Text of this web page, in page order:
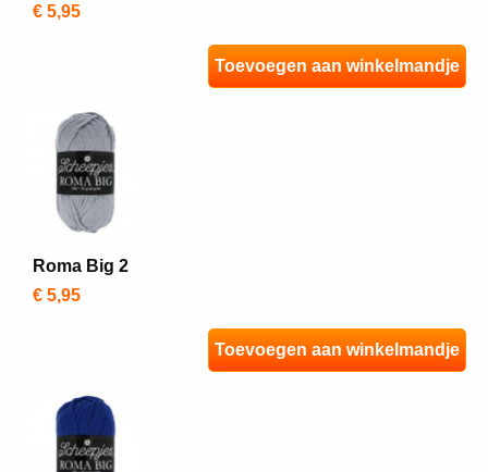
€ 5,95
Toevoegen aan winkelmandje
Roma Big 2
€ 5,95
Toevoegen aan winkelmandje